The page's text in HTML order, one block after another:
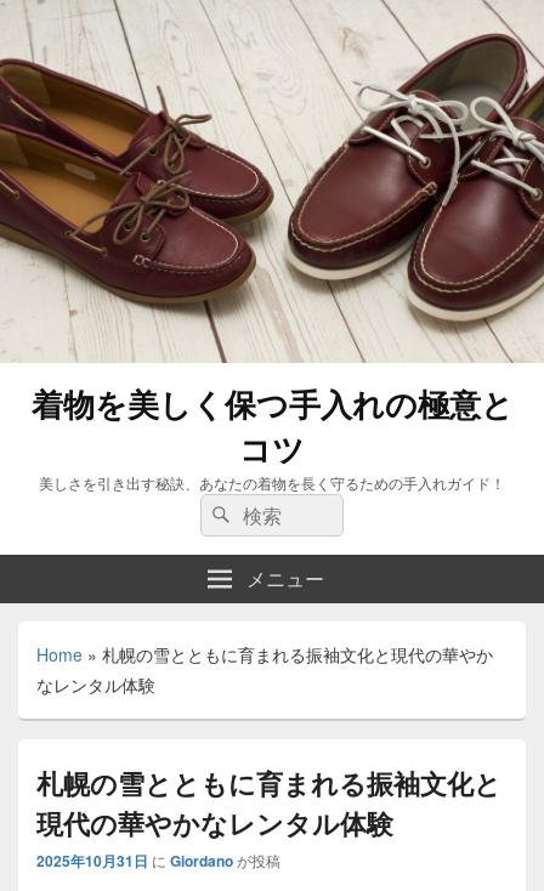
着物を美しく保つ手入れの極意と
コツ
美しさを引き出す秘訣、あなたの着物を長く守るための手入れガイド！
検
索:
検
索
メニュー
Home » 札幌の雪とともに育まれる振袖文化と現代の華やか
なレンタル体験
札幌の雪とともに育まれる振袖文化と
現代の華やかなレンタル体験
2025年10月31日 に Giordanoが投稿